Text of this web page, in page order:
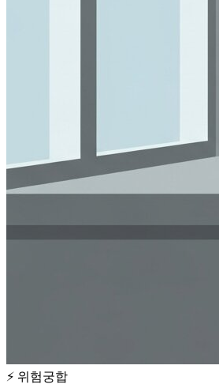
⚡ 위험궁합